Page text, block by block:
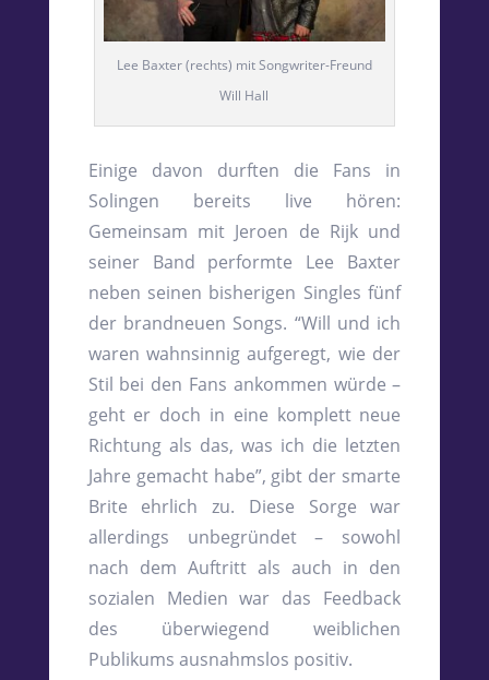
Lee Baxter (rechts) mit Songwriter-Freund
Will Hall
Einige davon durften die Fans in
Solingen bereits live hören:
Gemeinsam mit Jeroen de Rijk und
seiner Band performte Lee Baxter
neben seinen bisherigen Singles fünf
der brandneuen Songs. “Will und ich
waren wahnsinnig aufgeregt, wie der
Stil bei den Fans ankommen würde –
geht er doch in eine komplett neue
Richtung als das, was ich die letzten
Jahre gemacht habe”, gibt der smarte
Brite ehrlich zu. Diese Sorge war
allerdings unbegründet – sowohl
nach dem Auftritt als auch in den
sozialen Medien war das Feedback
des überwiegend weiblichen
Publikums ausnahmslos positiv.